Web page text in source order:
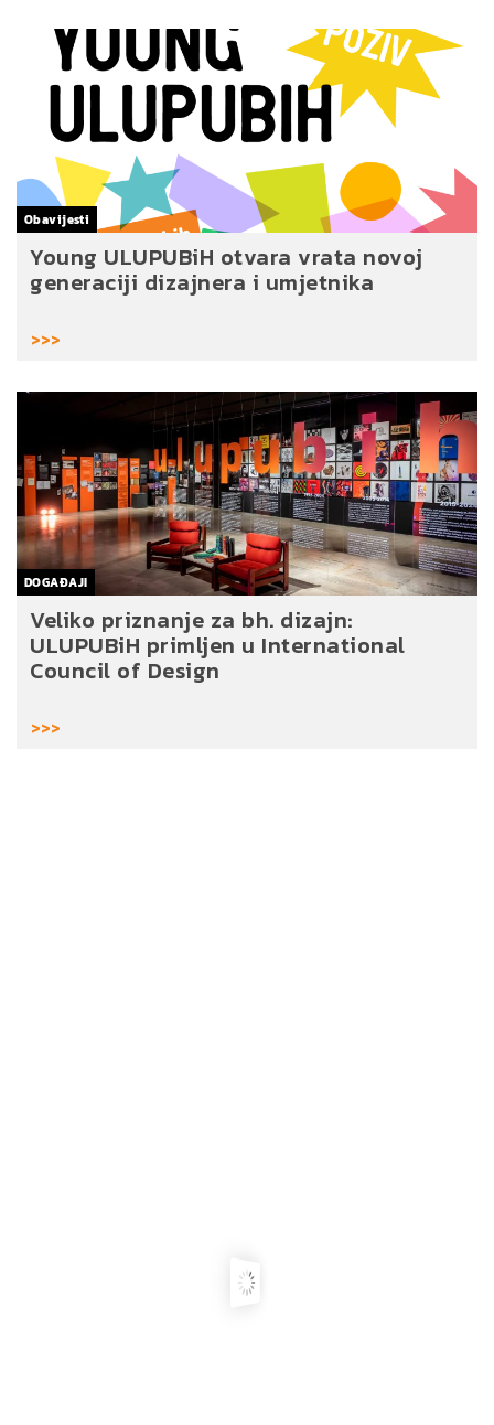
Obavijesti
Young ULUPUBiH otvara vrata novoj
generaciji dizajnera i umjetnika
>>>
DOGAĐAJI
Veliko priznanje za bh. dizajn:
ULUPUBiH primljen u International
Council of Design
>>>